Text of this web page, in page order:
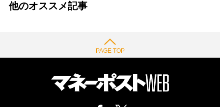
他のオススメ記事
PAGE TOP